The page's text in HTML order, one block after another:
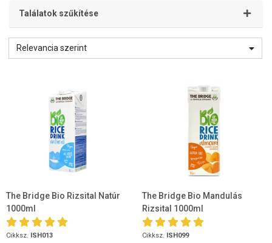
Találatok szűkítése
Relevancia szerint
The Bridge Bio Rizsital Natúr
1000ml
Cikksz. ISH013
The Bridge Bio Mandulás
Rizsital 1000ml
Cikksz. ISH099